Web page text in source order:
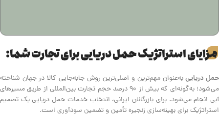
مزایای استراتژیک حمل دریایی برای تجارت شما:
حمل دریاییبه‌عنوان مهم‌ترین و اصلی‌ترین روش جابه‌جایی کالا در جهان شناخته
می‌شود؛ به‌گونه‌ای که بیش از ۹۰ درصد حجم تجارت بین‌المللی از طریق مسیرهای
آبی انجام می‌شود. برای بازرگانان ایرانی، انتخاب خدمات حمل دریایی یک تصمیم
استراتژیک برای بهینه‌سازی زنجیره تأمین و تضمین سودآوری است.